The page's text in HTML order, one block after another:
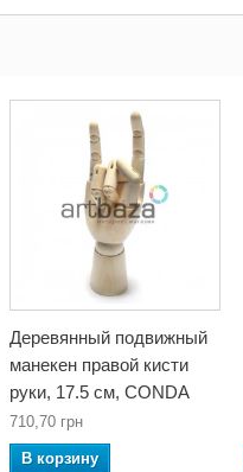
Деревянный подвижный
манекен правой кисти
руки, 17.5 см, CONDA
710,70 грн
В корзину